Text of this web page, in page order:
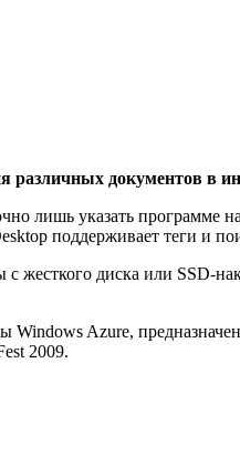
различных документов в
лишь указать программе
поддерживает теги и
жесткого диска или SSD-
Windows Azure,
2009.